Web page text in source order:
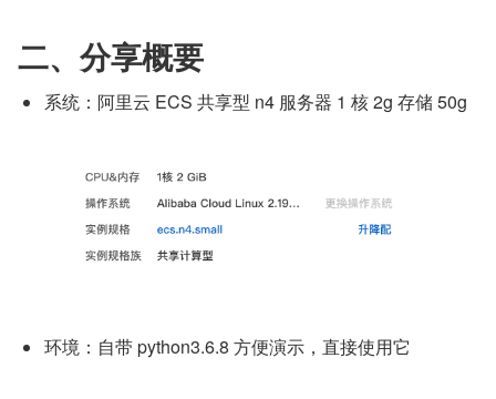
二、分享概要
系统：阿里云 ECS 共享型 n4 服务器 1 核 2g 存储 50g
环境：自带 python3.6.8 方便演示，直接使用它